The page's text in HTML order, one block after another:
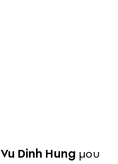
Vu Dinh Hung μου